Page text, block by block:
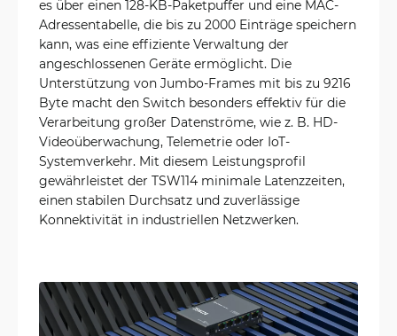
es über einen 128-KB-Paketpuffer und eine MAC-
Adressentabelle, die bis zu 2000 Einträge speichern
kann, was eine effiziente Verwaltung der
angeschlossenen Geräte ermöglicht. Die
Unterstützung von Jumbo-Frames mit bis zu 9216
Byte macht den Switch besonders effektiv für die
Verarbeitung großer Datenströme, wie z. B. HD-
Videoüberwachung, Telemetrie oder IoT-
Systemverkehr. Mit diesem Leistungsprofil
gewährleistet der TSW114 minimale Latenzzeiten,
einen stabilen Durchsatz und zuverlässige
Konnektivität in industriellen Netzwerken.